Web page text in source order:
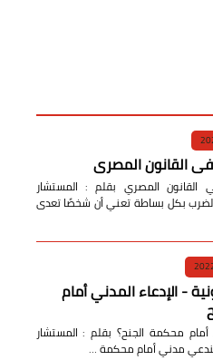
القانون المصري
المصري بقلم : المستشار
بكل بساطة تعني أن شخصًا تعدى
- الإدعاء المدني أمام
محكمة الجنح؟ بقلم : المستشار
مدني أمام محكمة …